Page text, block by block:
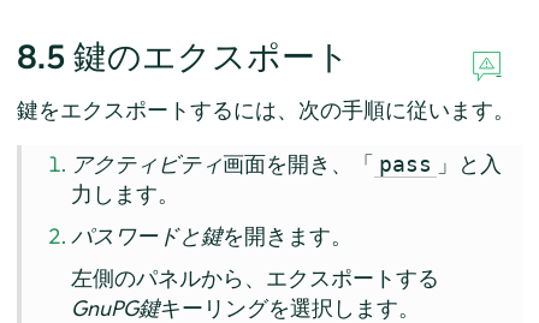
8.5 鍵のエクスポート
鍵をエクスポートするには、次の手順に従います。
アクティビティ画面を開き、「 pass 」と入
力します。
パスワードと鍵を開きます。
左側のパネルから、エクスポートする
GnuPG鍵キーリングを選択します。